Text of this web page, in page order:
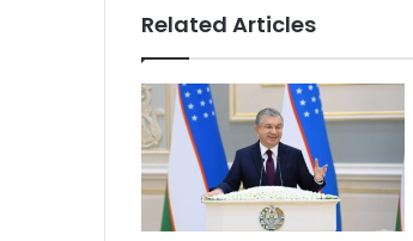
Related Articles